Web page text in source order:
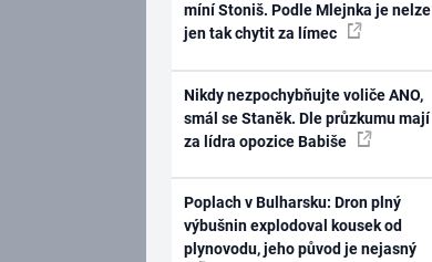
míní Stoniš. Podle Mlejnka je nelze
jen tak chytit za límec
Nikdy nezpochybňujte voliče ANO,
smál se Staněk. Dle průzkumu mají
za lídra opozice Babiše
Poplach v Bulharsku: Dron plný
výbušnin explodoval kousek od
plynovodu, jeho původ je nejasný